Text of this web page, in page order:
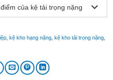
của kệ tải trọng nặng
kệ kho hạng nặng kệ kho tải trọng nặng